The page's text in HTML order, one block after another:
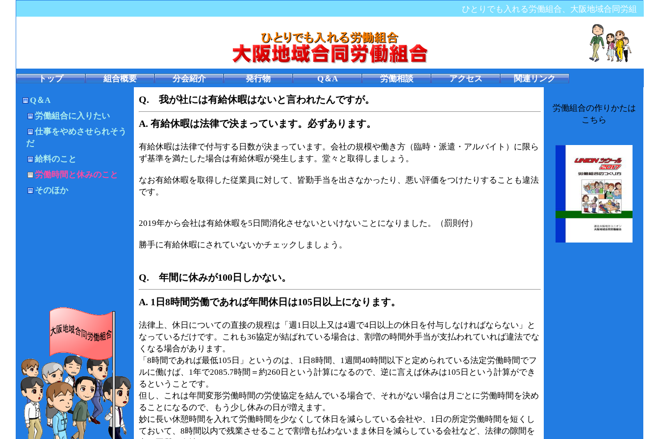
ひとりでも入れる労働組合、大阪地域合同労組
トップ 組合概要 分会紹介 発行物 Q＆A 労働相談 アクセス 関連リンク
Q＆A
労働組合に入りたい
仕事をやめさせられそう
だ
給料のこと
労働時間と休みのこと
そのほか
労働組合の作りかたは
こちら
Q. 我が社には有給休暇はないと言われたんですが。
A. 有給休暇は法律で決まっています。必ずあります。
有給休暇は法律で付与する日数が決まっています。会社の規模や働き方（臨時・派遣・アルバイト）に限ら
ず基準を満たした場合は有給休暇が発生します。堂々と取得しましょう。
なお有給休暇を取得した従業員に対して、皆勤手当を出さなかったり、悪い評価をつけたりすることも違法
です。
2019年から会社は有給休暇を5日間消化させないといけないことになりました。（罰則付）
勝手に有給休暇にされていないかチェックしましょう。
Q. 年間に休みが100日しかない。
A. 1日8時間労働であれば年間休日は105日以上になります。
法律上、休日についての直接の規程は「 週1日以上又は4週で4日以上の休日を付与しなければならない」と
なっているだけです。これも36協定が結ばれている場合は、割増の時間外手当が支払われていれば違法でな
くなる場合があります。
「8時間であれば最低105日」というのは、1日8時間、1週間40時間以下と定められている法定労働時間でフ
ルに働けば、1年で2085.7時間＝約260日という計算になるので、逆に言えば休みは105日という計算ができ
るということです。
但し、これは年間変形労働時間の労使協定を結んでいる場合で、それがない場合は月ごとに労働時間を決め
ることになるので、もう少し休みの日が増えます。
妙に長い休憩時間を入れて労働時間を少なくして休日を減らしている会社や、1日の所定労働時間を短くし
ておいて、8時間以内で残業させることで割増も払わないまま休日を減らしている会社など、法律の隙間を